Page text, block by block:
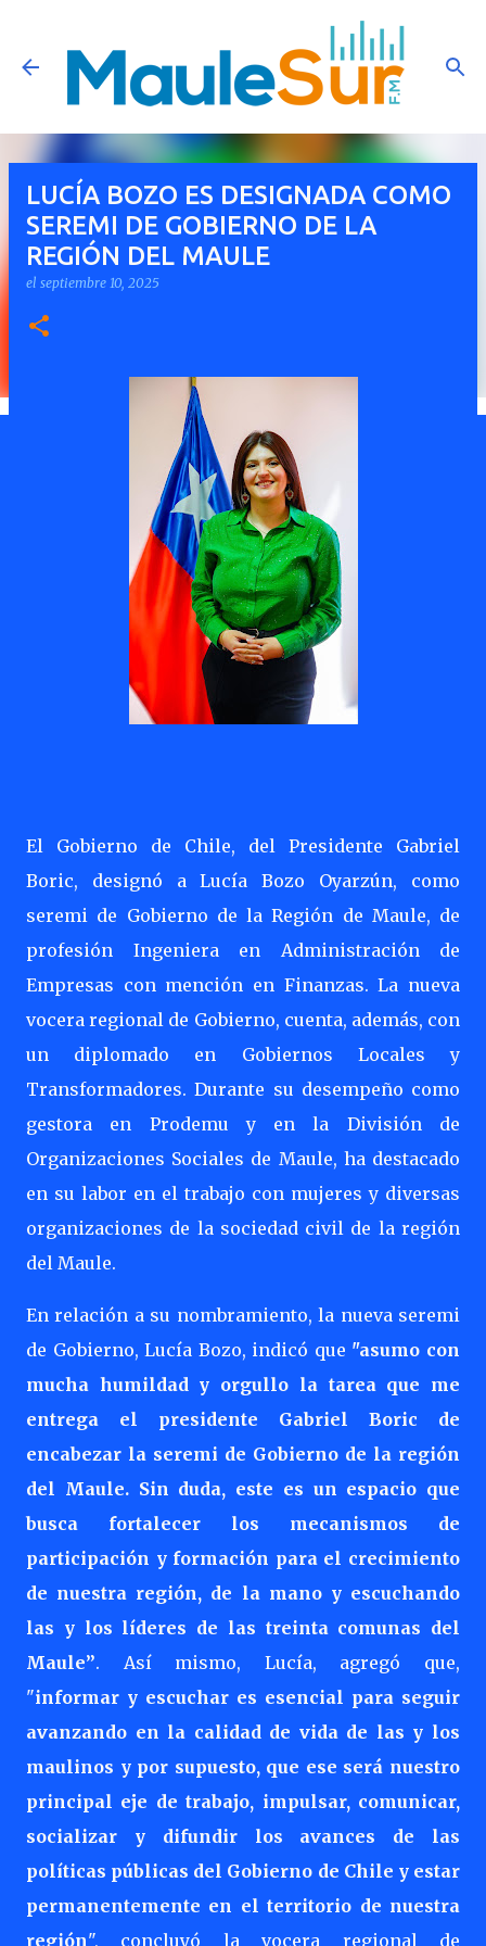
Ir al contenido principal
LUCÍA BOZO ES DESIGNADA COMO
SEREMI DE GOBIERNO DE LA
REGIÓN DEL MAULE
el septiembre 10, 2025
El Gobierno de Chile, del Presidente Gabriel
Boric, designó a Lucía Bozo Oyarzún, como
seremi de Gobierno de la Región de Maule, de
profesión Ingeniera en Administración de
Empresas con mención en Finanzas. La nueva
vocera regional de Gobierno, cuenta, además, con
un diplomado en Gobiernos Locales y
Transformadores. Durante su desempeño como
gestora en Prodemu y en la División de
Organizaciones Sociales de Maule, ha destacado
en su labor en el trabajo con mujeres y diversas
organizaciones de la sociedad civil de la región
del Maule.
En relación a su nombramiento, la nueva seremi
de Gobierno, Lucía Bozo, indicó que "asumo con
mucha humildad y orgullo la tarea que me
entrega el presidente Gabriel Boric de
encabezar la seremi de Gobierno de la región
del Maule. Sin duda, este es un espacio que
busca fortalecer los mecanismos de
participación y formación para el crecimiento
de nuestra región, de la mano y escuchando
las y los líderes de las treinta comunas del
Maule”. Así mismo, Lucía, agregó que,
"informar y escuchar es esencial para seguir
avanzando en la calidad de vida de las y los
maulinos y por supuesto, que ese será nuestro
principal eje de trabajo, impulsar, comunicar,
socializar y difundir los avances de las
políticas públicas del Gobierno de Chile y estar
permanentemente en el territorio de nuestra
región", concluyó la vocera regional de